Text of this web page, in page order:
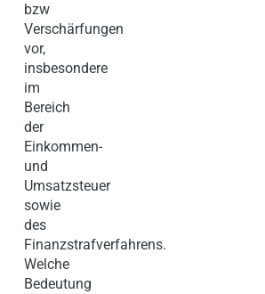
bzw
Verschärfungen
vor,
insbesondere
im
Bereich
der
Einkommen-
und
Umsatzsteuer
sowie
des
Finanzstrafverfahrens.
Welche
Bedeutung